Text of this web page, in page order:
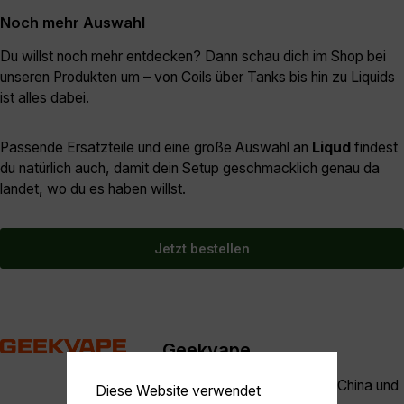
Noch mehr Auswahl
Du willst noch mehr entdecken? Dann schau dich im Shop bei
unseren Produkten um – von Coils über Tanks bis hin zu Liquids
ist alles dabei.
Passende Ersatzteile und eine große Auswahl an Liqud findest
du natürlich auch, damit dein Setup geschmacklich genau da
landet, wo du es haben willst.
Jetzt bestellen
Geekvape
Geekvape mit Firmensitz in China und
Diese Website verwendet